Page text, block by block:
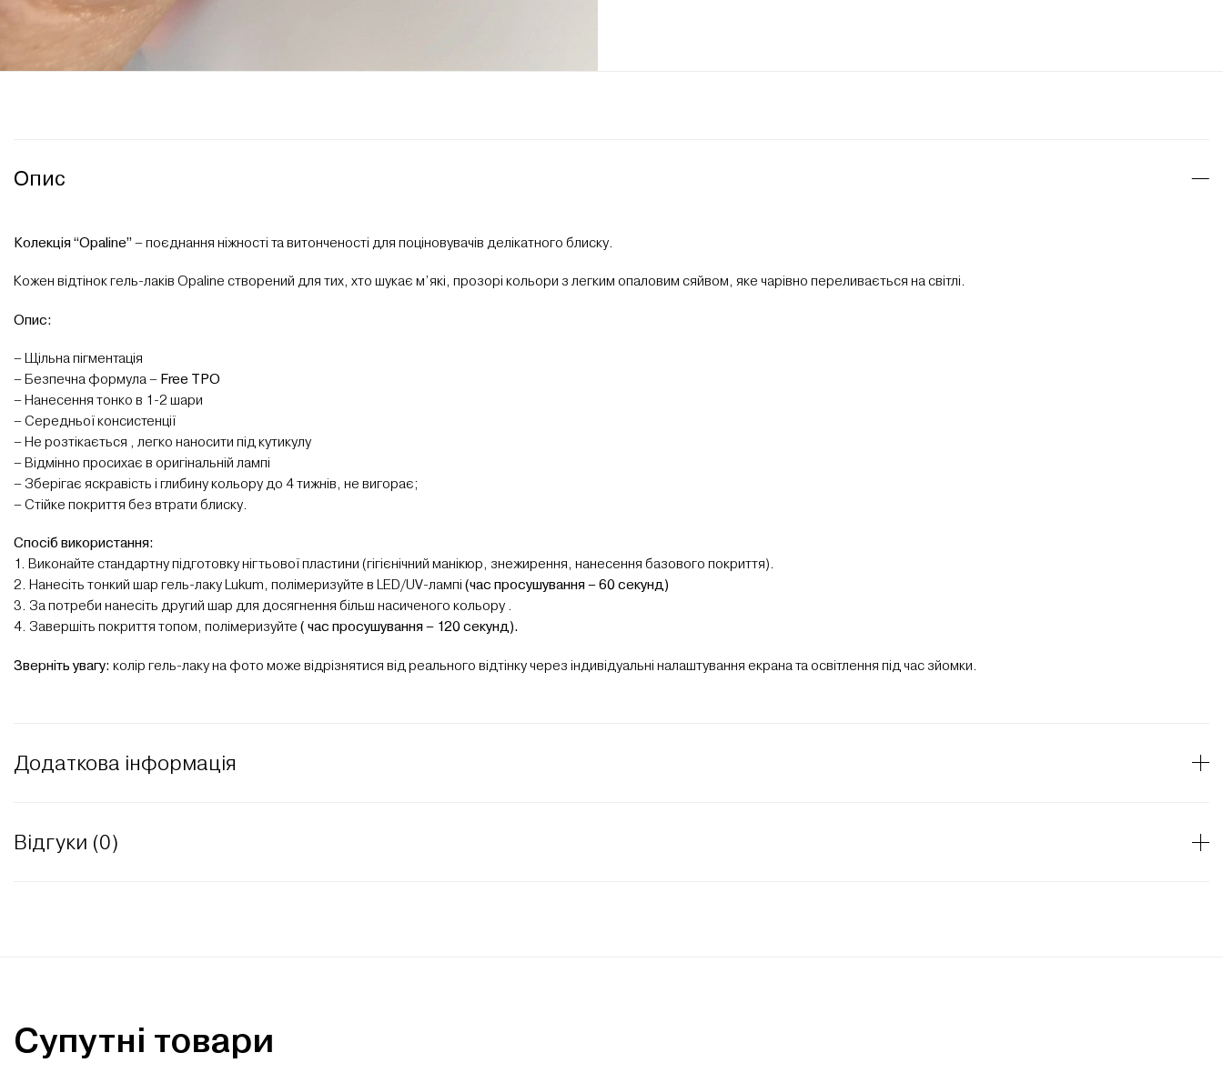
Опис
Колекція “Opaline”– поєднання ніжності та витонченості для поціновувачів делікатного блиску.
Кожен відтінок гель-лаків Opaline створений для тих, хто шукає м’які, прозорі кольори з легким опаловим сяйвом, яке чарівно переливається на світлі.
Опис:
– Щільна пігментація
– Безпечна формула – Free TPO
– Нанесення тонко в 1-2 шари
– Середньої консистенції
– Не розтікається , легко наносити під кутикулу
– Відмінно просихає в оригінальній лампі
– Зберігає яскравість і глибину кольору до 4 тижнів, не вигорає;
– Стійке покриття без втрати блиску.
Спосіб використання:
1. Виконайте стандартну підготовку нігтьової пластини (гігієнічний манікюр, знежирення, нанесення базового покриття).
2. Нанесіть тонкий шар гель-лаку Lukum, полімеризуйте в LED/UV-лампі (час просушування – 60 секунд)
3. За потреби нанесіть другий шар для досягнення більш насиченого кольору .
4. Завершіть покриття топом, полімеризуйте ( час просушування – 120 секунд).
Зверніть увагу: колір гель-лаку на фото може відрізнятися від реального відтінку через індивідуальні налаштування екрана та освітлення під час зйомки.
Додаткова інформація
Відгуки (0)
Супутні товари